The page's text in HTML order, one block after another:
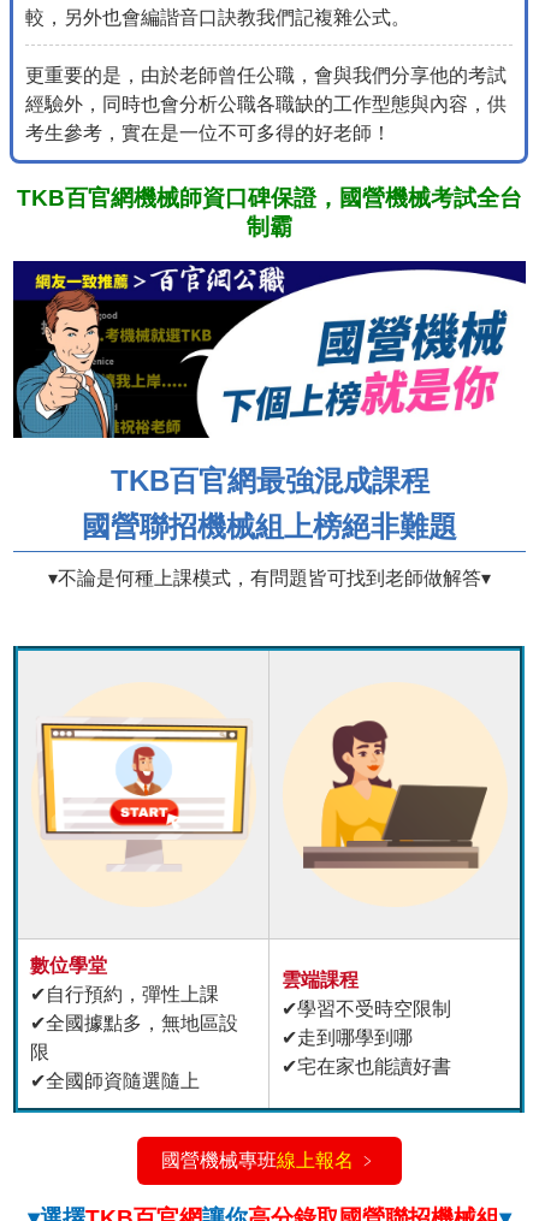
較，另外也會編諧音口訣教我們記複雜公式。
更重要的是，由於老師曾任公職，會與我們分享他的考試
經驗外，同時也會分析公職各職缺的工作型態與內容，供
考生參考，實在是一位不可多得的好老師！
TKB百官網機械師資口碑保證，國營機械考試全台
制霸
TKB百官網最強混成課程
國營聯招機械組上榜絕非難題
▾不論是何種上課模式，有問題皆可找到老師做解答▾
數位學堂
✔自行預約，彈性上課
✔全國據點多，無地區設
限
✔全國師資隨選隨上
雲端課程
✔學習不受時空限制
✔走到哪學到哪
✔宅在家也能讀好書
國營機械專班線上報名 ﹥